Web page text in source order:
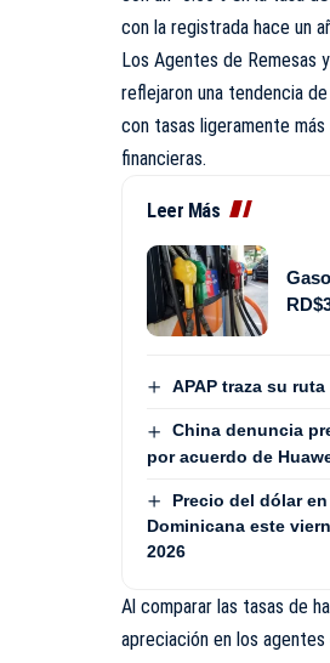
con la registrada hace un
Los Agentes de Remesas
reflejaron una tendencia
con tasas ligeramente
financieras.
Leer Más
APAP traza su
China denuncia
por acuerdo de
Precio del dólar
Dominicana este
2026
Al comparar las tasas de
apreciación en los